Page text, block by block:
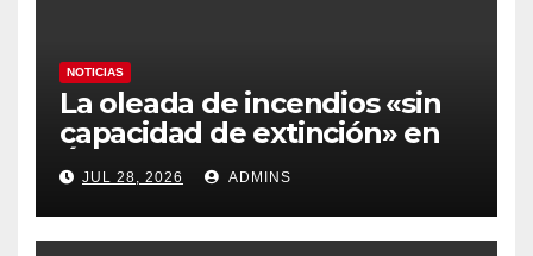
NOTICIAS
La oleada de incendios «sin
capacidad de extinción» en
Ávila y al oeste de Madrid
obliga a declarar la
emergencia nacional
JUL 28, 2026 ADMINS